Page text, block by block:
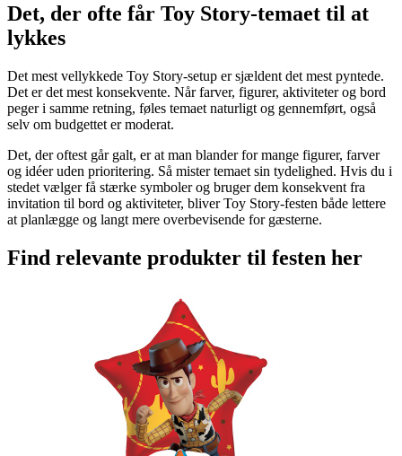
Det, der ofte får Toy Story-temaet til at
lykkes
Det mest vellykkede Toy Story-setup er sjældent det mest pyntede.
Det er det mest konsekvente. Når farver, figurer, aktiviteter og bord
peger i samme retning, føles temaet naturligt og gennemført, også
selv om budgettet er moderat.
Det, der oftest går galt, er at man blander for mange figurer, farver
og idéer uden prioritering. Så mister temaet sin tydelighed. Hvis du i
stedet vælger få stærke symboler og bruger dem konsekvent fra
invitation til bord og aktiviteter, bliver Toy Story-festen både lettere
at planlægge og langt mere overbevisende for gæsterne.
Find relevante produkter til festen her